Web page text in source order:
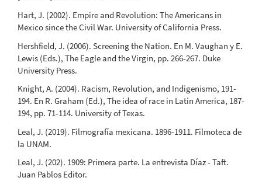
Hart, J. (2002). Empire and Revolution: The Americans in
Mexico since the Civil War. University of California Press.
Hershfield, J. (2006). Screening the Nation. En M. Vaughan y E.
Lewis (Eds.), The Eagle and the Virgin, pp. 266-267. Duke
University Press.
Knight, A. (2004). Racism, Revolution, and Indigenismo, 191-
194. En R. Graham (Ed.), The idea of race in Latin America, 187-
194, pp. 71-114. University of Texas.
Leal, J. (2019). Filmografía mexicana. 1896-1911. Filmoteca de
la UNAM.
Leal, J. (202). 1909: Primera parte. La entrevista Díaz - Taft.
Juan Pablos Editor.